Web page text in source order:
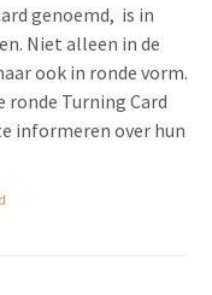
genoemd, is in
Niet alleen in de
ook in ronde vorm.
ronde Turning Card
informeren over hun